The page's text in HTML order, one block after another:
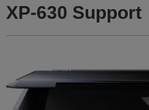
XP-630 Support